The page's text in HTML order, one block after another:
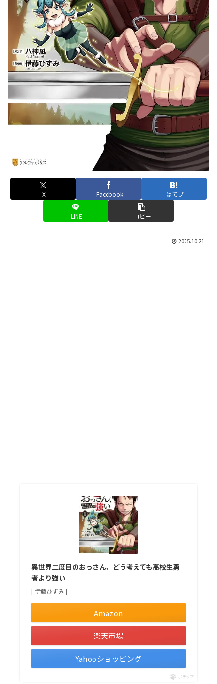
X Facebook はてブ
LINE コピー
2025.10.21
異世界二度目のおっさん、どう考えても高校生勇
者より強い
[ 伊藤ひずみ ]
Amazon
楽天市場
Yahooショッピング
ポチップ